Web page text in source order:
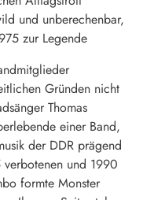
und unberechenbar,
zur Legende
Gründen nicht
Thomas
einer Band,
der DDR prägend
und 1990
formte Monster